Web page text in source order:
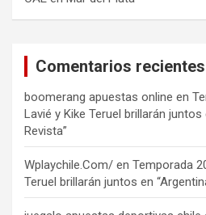
Comentarios recientes
boomerang apuestas online en
Lavié y Kike Teruel brillarán juntos
Revista”
Wplaychile.Com/ en Temporada
Teruel brillarán juntos en